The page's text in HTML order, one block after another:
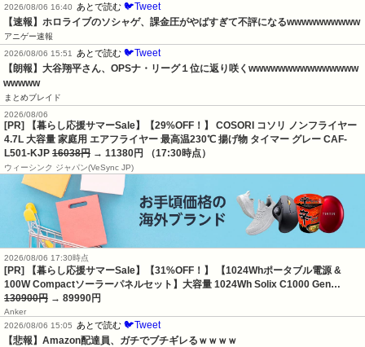
2026/08/06 16:40
あとで読む 🐦Tweet
【速報】ホロライブのソシャゲ、課金圧がやばすぎて不評になるwwwwwwwwww
アニゲー速報
2026/08/06 15:51
あとで読む 🐦Tweet
【朗報】大谷翔平さん、OPSナ・リーグ１位に返り咲くwwwwwwwwwwwwwww
wwwww
まとめブレイド
2026/08/06
[PR] 【暮らし応援サマーSale】【29%OFF！】 COSORI コソリ ノンフライヤー
4.7L 大容量 家庭用 エアフライヤー 最高温230℃ 揚げ物 タイマー グレー CAF-
L501-KJP 16038円 → 11380円 （17:30時点）
ウィーシンク ジャパン(VeSync JP)
2026/08/06 17:30時点
[PR] 【暮らし応援サマーSale】【31%OFF！】 【1024Whポータブル電源 &
100W Compactソーラーパネルセット】大容量 1024Wh Solix C1000 Gen…
130900円 → 89990円
Anker
2026/08/06 15:05
あとで読む 🐦Tweet
【悲報】Amazon配達員、ガチでブチギレるｗｗｗｗ